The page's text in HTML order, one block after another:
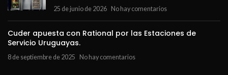
25 de junio de 2026 No hay comentarios
Cuder apuesta con Rational por las Estaciones de
Servicio Uruguayas.
8 de septiembre de 2025 No hay comentarios